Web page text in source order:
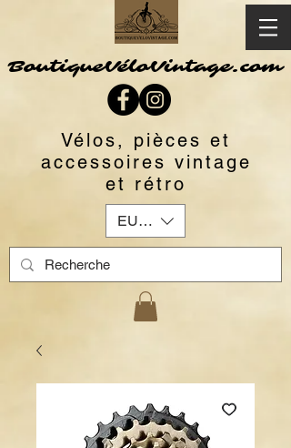
BoutiqueVéloVintage.com
Vélos, pièces et
accessoires vintage
et rétro
EUR (€)